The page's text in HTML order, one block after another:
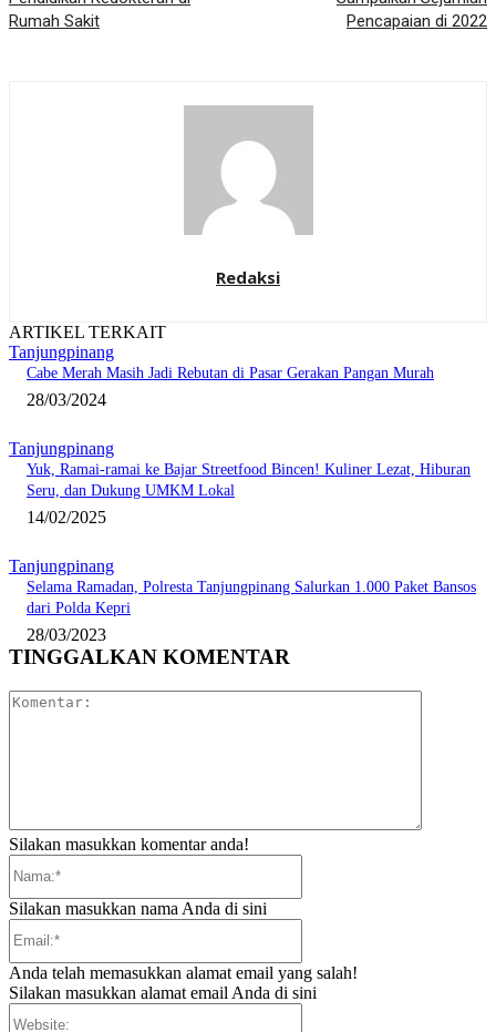
Rumah Sakit
Pencapaian di 2022
Redaksi
ARTIKEL TERKAIT
Tanjungpinang
Cabe Merah Masih Jadi Rebutan di Pasar Gerakan Pangan Murah
28/03/2024
Tanjungpinang
Yuk, Ramai-ramai ke Bajar Streetfood Bincen! Kuliner Lezat, Hiburan
Seru, dan Dukung UMKM Lokal
14/02/2025
Tanjungpinang
Selama Ramadan, Polresta Tanjungpinang Salurkan 1.000 Paket Bansos
dari Polda Kepri
28/03/2023
TINGGALKAN KOMENTAR
Silakan masukkan komentar anda!
Silakan masukkan nama Anda di sini
Anda telah memasukkan alamat email yang salah!
Silakan masukkan alamat email Anda di sini